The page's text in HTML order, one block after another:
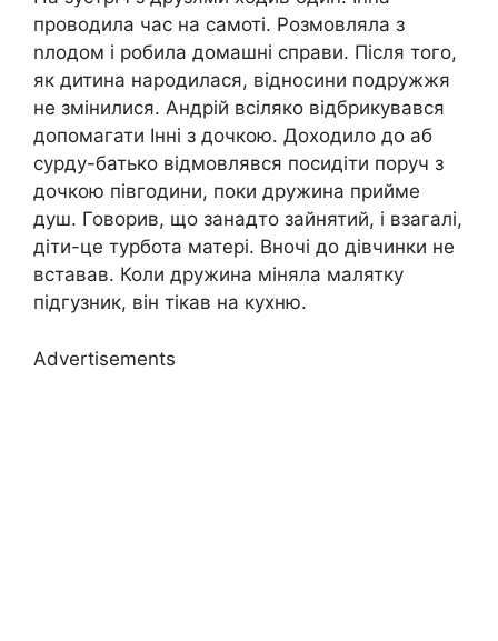
проводила час на самоті. Розмовляла з
nлодом і робила домашні справи. Після того,
як дитина народилася, відносини подружжя
не змінилися. Андрій всіляко відбрикувався
допомагати Інні з дочкою. Доходило до аб
сурду-батько відмовлявся посидіти поруч з
дочкою півгодини, поки дружина прийме
душ. Говорив, що занадто зайнятий, і взагалі,
діти-це турбота матері. Вночі до дівчинки не
вставав. Коли дружина міняла малятку
підгузник, він тікав на кухню.
Advertisements